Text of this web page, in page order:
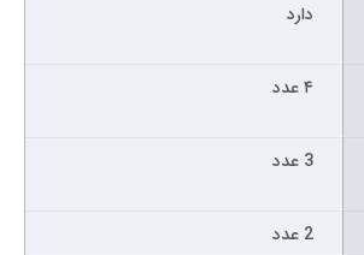
دارد
۴ عدد
3 عدد
2 عدد